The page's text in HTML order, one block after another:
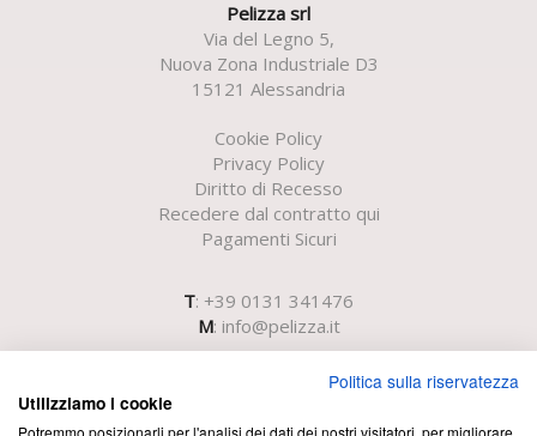
Pelizza srl
Via del Legno 5,
Nuova Zona Industriale D3
15121 Alessandria
Cookie Policy
Privacy Policy
Diritto di Recesso
Recedere dal contratto qui
Pagamenti Sicuri
T: +39 0131 341476
M: info@pelizza.it
Politica sulla riservatezza
Utilizziamo i cookie
Potremmo posizionarli per l'analisi dei dati dei nostri visitatori, per migliorare